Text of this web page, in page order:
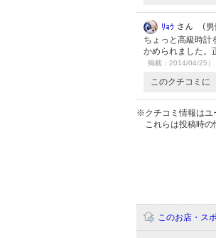
ﾘｮｳ さん （男
ちょっと高級時計
かめられました。
掲載：2014/04/25）
このクチコミに
※クチコミ情報はユ
これらは投稿時の
このお店・ス